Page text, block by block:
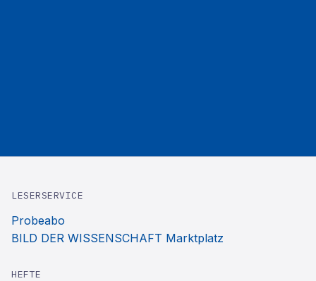
LESERSERVICE
Probeabo
BILD DER WISSENSCHAFT Marktplatz
HEFTE